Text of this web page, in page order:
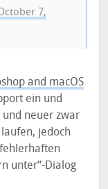
7,
and macOS
ein und
und neuer zwar
jedoch
unter“-Dialog